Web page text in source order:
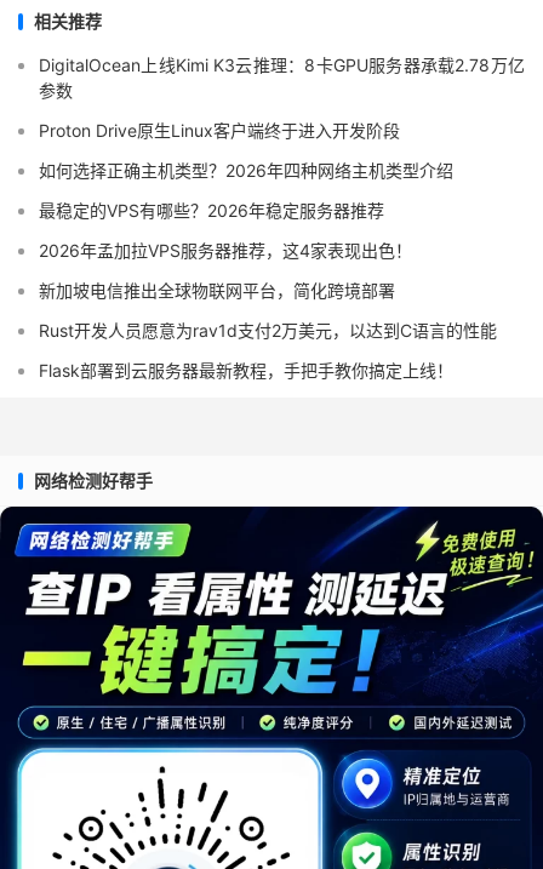
相关推荐
DigitalOcean上线Kimi K3云推理：8卡GPU服务器承载2.78万亿
参数
Proton Drive原生Linux客户端终于进入开发阶段
如何选择正确主机类型？2026年四种网络主机类型介绍
最稳定的VPS有哪些？2026年稳定服务器推荐
2026年孟加拉VPS服务器推荐，这4家表现出色！
新加坡电信推出全球物联网平台，简化跨境部署
Rust开发人员愿意为rav1d支付2万美元，以达到C语言的性能
Flask部署到云服务器最新教程，手把手教你搞定上线！
网络检测好帮手